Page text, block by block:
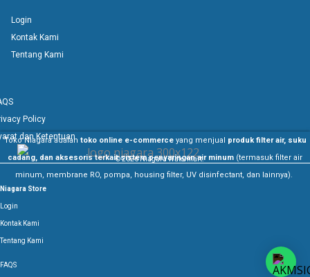
Login
Kontak Kami
Tentang Kami
Policy
dan Ketentuan
© 2026 Niagara Watermart.
Toko Niagara adalah toko online e-commerceyang menjual produk filter air, suku
cadang, dan aksesoris terkait sistem penyaringan air minum (termasuk filter air
minum, membrane RO, pompa, housing filter, UV disinfectant, dan lainnya).
Niagara Store
Login
Kontak Kami
Tentang Kami
FAQS